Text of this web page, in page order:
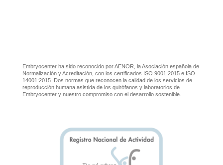
Embryocenter ha sido reconocido por AENOR, la Asociación española de
Normalización y Acreditación, con los certificados ISO 9001:2015 e ISO
14001:2015. Dos normas que reconocen la calidad de los servicios de
reproducción humana asistida de los quirófanos y laboratorios de
Embryocenter y nuestro compromiso con el desarrollo sostenible.